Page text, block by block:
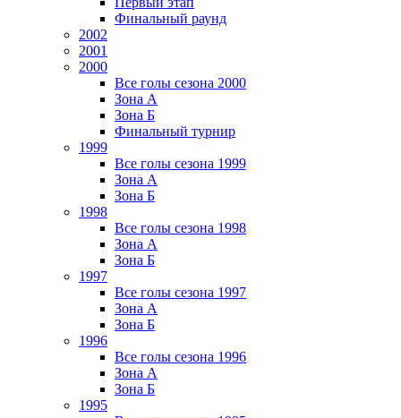
Финальный раунд
2002
2001
2000
Все голы сезона 2000
Зона А
Зона Б
Финальный турнир
1999
Все голы сезона 1999
Зона А
Зона Б
1998
Все голы сезона 1998
Зона А
Зона Б
1997
Все голы сезона 1997
Зона А
Зона Б
1996
Все голы сезона 1996
Зона А
Зона Б
1995